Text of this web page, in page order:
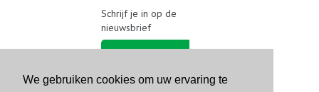
We gebruiken cookies om uw ervaring te
Schrijf je in op de
nieuwsbrief